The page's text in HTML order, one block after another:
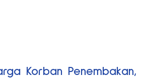
Korban Penembakan,